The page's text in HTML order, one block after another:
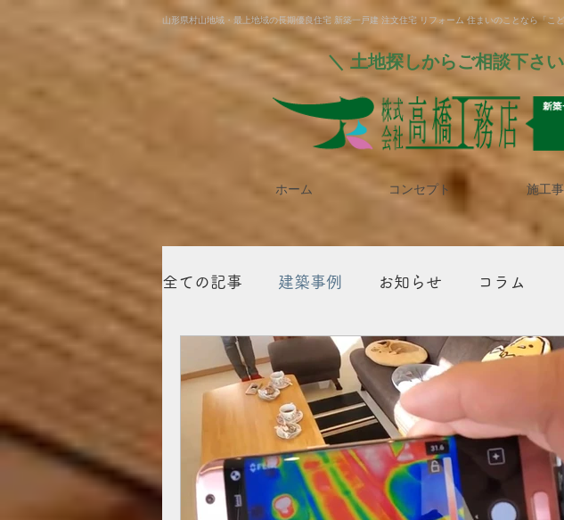
山形県村山地域・最上地域の長期優良住宅 新築一戸建 注文住宅 リフォーム 住まいのことなら「
＼ 土地探しからご相談下さ
ホーム コンセプト 施工
全ての記事 建築事例 お知らせ コラム